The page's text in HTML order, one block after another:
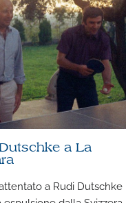
a La
a Rudi Dutschke